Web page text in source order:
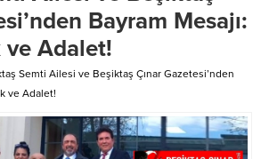
Bayram Mesajı:
Adalet!
Semti Ailesi ve Beşiktaş Çınar Gazetesi’nden
ve Adalet!